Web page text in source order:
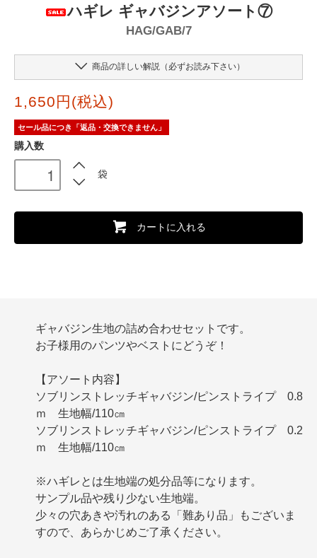
ハギレ ギャバジンアソート⑦
HAG/GAB/7
商品の詳しい解説（必ずお読み下さい）
1,650円(税込)
セール品につき「返品・交換できません」
購入数
袋
カートに入れる
ギャバジン生地の詰め合わせセットです。
お子様用のパンツやベストにどうぞ！
【アソート内容】
ソブリンストレッチギャバジン/ピンストライプ 0.8
ｍ 生地幅/110㎝
ソブリンストレッチギャバジン/ピンストライプ 0.2
ｍ 生地幅/110㎝
※ハギレとは生地端の処分品等になります。
サンプル品や残り少ない生地端。
少々の穴あきや汚れのある「難あり品」もございま
すので、あらかじめご了承ください。